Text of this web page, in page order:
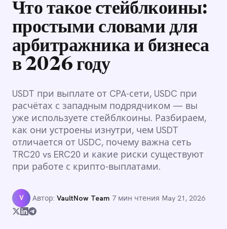
Что такое стейблкоины:
простыми словами для
арбитражника и бизнеса
в 2026 году
USDT при выплате от CPA-сети, USDC при
расчётах с западным подрядчиком — вы
уже используете стейблкоины. Разбираем,
как они устроены изнутри, чем USDT
отличается от USDC, почему важна сеть
TRC20 vs ERC20 и какие риски существуют
при работе с крипто-выплатами.
V Автор: VaultNow Team 7 мин чтения May 21, 2026